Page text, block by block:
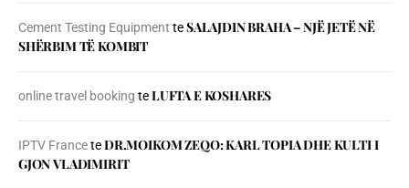
Cement Testing Equipment teSALAJDIN BRAHA – NJЁ JETЁ NЁ
SHЁRBIM TЁ KOMBIT
online travel booking teLUFTA E KOSHARES
IPTV FranceteDR.MOIKOM ZEQO: KARL TOPIA DHE KULTI I
GJON VLADIMIRIT